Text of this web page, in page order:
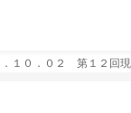
１０．０２ 第１２回現